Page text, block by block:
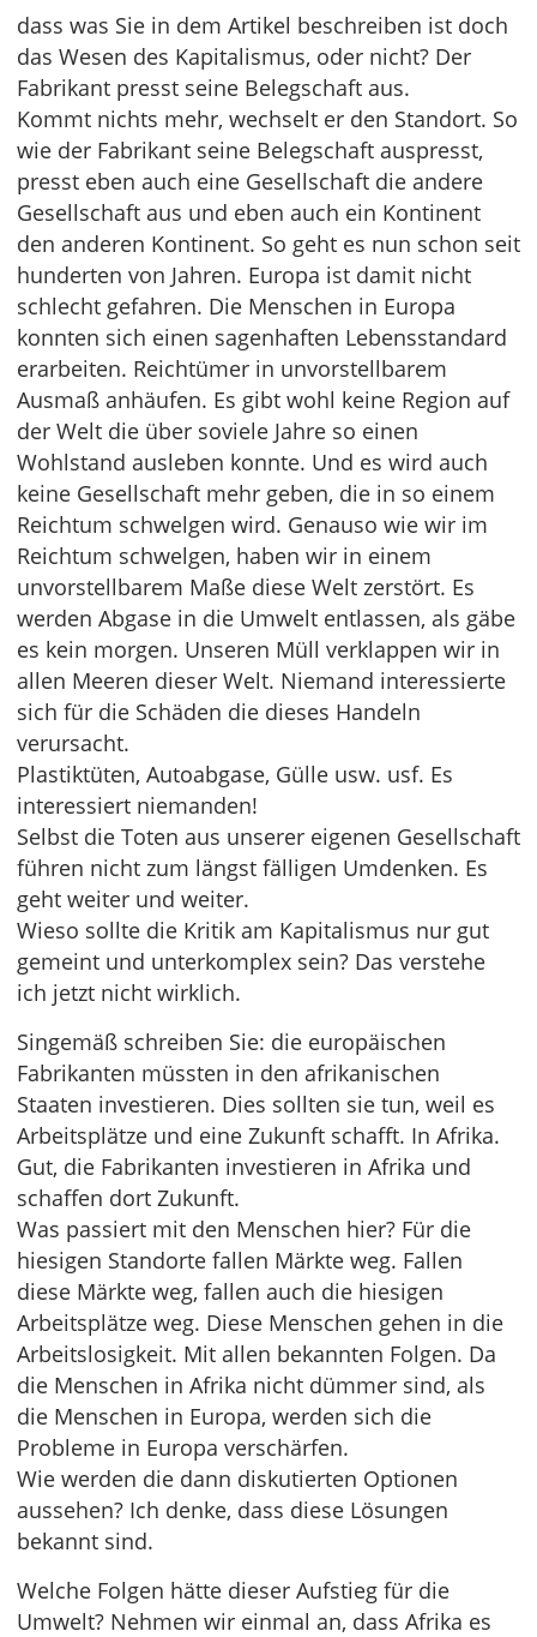
dass was Sie in dem Artikel beschreiben ist doch
das Wesen des Kapitalismus, oder nicht? Der
Fabrikant presst seine Belegschaft aus.
Kommt nichts mehr, wechselt er den Standort. So
wie der Fabrikant seine Belegschaft auspresst,
presst eben auch eine Gesellschaft die andere
Gesellschaft aus und eben auch ein Kontinent
den anderen Kontinent. So geht es nun schon seit
hunderten von Jahren. Europa ist damit nicht
schlecht gefahren. Die Menschen in Europa
konnten sich einen sagenhaften Lebensstandard
erarbeiten. Reichtümer in unvorstellbarem
Ausmaß anhäufen. Es gibt wohl keine Region auf
der Welt die über soviele Jahre so einen
Wohlstand ausleben konnte. Und es wird auch
keine Gesellschaft mehr geben, die in so einem
Reichtum schwelgen wird. Genauso wie wir im
Reichtum schwelgen, haben wir in einem
unvorstellbarem Maße diese Welt zerstört. Es
werden Abgase in die Umwelt entlassen, als gäbe
es kein morgen. Unseren Müll verklappen wir in
allen Meeren dieser Welt. Niemand interessierte
sich für die Schäden die dieses Handeln
verursacht.
Plastiktüten, Autoabgase, Gülle usw. usf. Es
interessiert niemanden!
Selbst die Toten aus unserer eigenen Gesellschaft
führen nicht zum längst fälligen Umdenken. Es
geht weiter und weiter.
Wieso sollte die Kritik am Kapitalismus nur gut
gemeint und unterkomplex sein? Das verstehe
ich jetzt nicht wirklich.
Singemäß schreiben Sie: die europäischen
Fabrikanten müssten in den afrikanischen
Staaten investieren. Dies sollten sie tun, weil es
Arbeitsplätze und eine Zukunft schafft. In Afrika.
Gut, die Fabrikanten investieren in Afrika und
schaffen dort Zukunft.
Was passiert mit den Menschen hier? Für die
hiesigen Standorte fallen Märkte weg. Fallen
diese Märkte weg, fallen auch die hiesigen
Arbeitsplätze weg. Diese Menschen gehen in die
Arbeitslosigkeit. Mit allen bekannten Folgen. Da
die Menschen in Afrika nicht dümmer sind, als
die Menschen in Europa, werden sich die
Probleme in Europa verschärfen.
Wie werden die dann diskutierten Optionen
aussehen? Ich denke, dass diese Lösungen
bekannt sind.
Welche Folgen hätte dieser Aufstieg für die
Umwelt? Nehmen wir einmal an, dass Afrika es